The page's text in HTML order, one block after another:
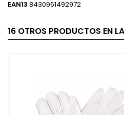
EAN13 8430961492972
16 OTROS PRODUCTOS EN